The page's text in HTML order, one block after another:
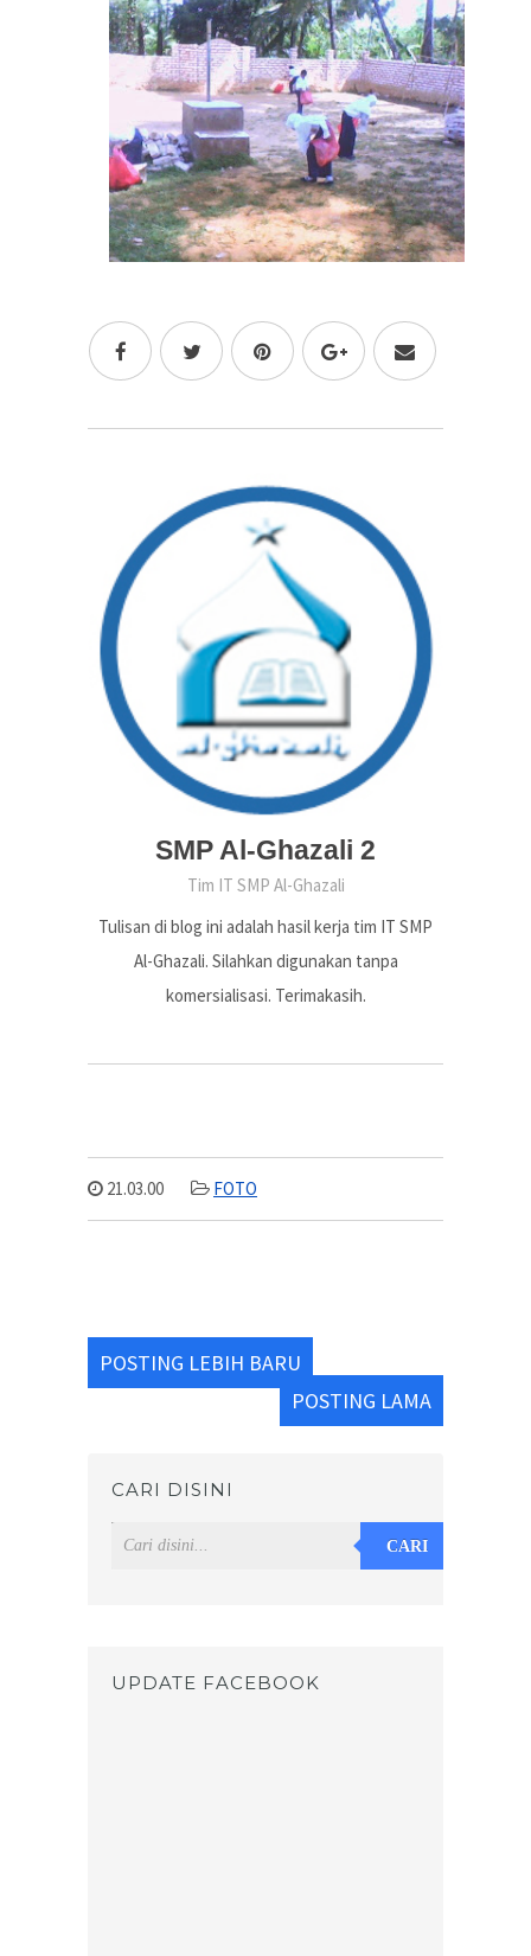
SMP Al-Ghazali 2
Tim IT SMP Al-Ghazali
Tulisan di blog ini adalah hasil kerja tim IT SMP
Al-Ghazali. Silahkan digunakan tanpa
komersialisasi. Terimakasih.
21.03.00 FOTO
POSTING LEBIH BARU
POSTING LAMA
CARI DISINI
CARI
UPDATE FACEBOOK